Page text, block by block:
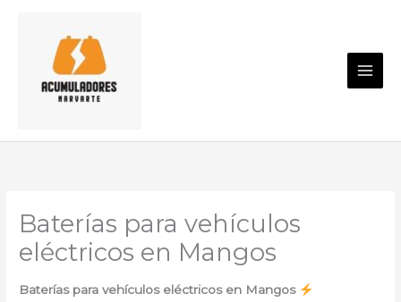
contenido
Baterías para vehículos
eléctricos en Mangos
Baterías para vehículos eléctricos en Mangos